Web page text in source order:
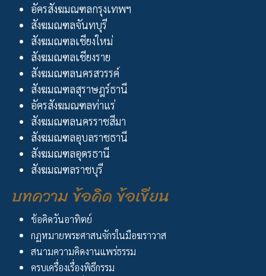
อัครสังฆมณฑลกรุงเทพฯ
สังฆมณฑลจันทบุรี
สังฆมณฑลเชียงใหม่
สังฆมณฑลเชียงราย
สังฆมณฑลนครสวรรค์
สังฆมณฑลสุราษฎร์ธานี
อัครสังฆมณฑลท่าแร่
สังฆมณฑลนครราชสีมา
สังฆมณฑลอุบลราชธานี
สังฆมณฑลอุดรธานี
สังฆมณฑลราชบุรี
บทความ ข้อคิด ข้อเขียน
ข้อคิดวันอาทิตย์
กฏหมายพระศาสนจักรในมือฆราวาส
สนามความคิดงานแพร่ธรรม
ครบเครื่องเรื่องพิธีกรรม